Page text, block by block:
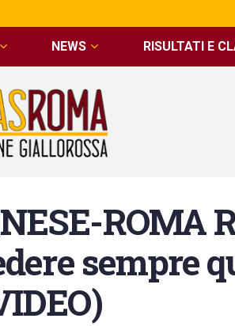
NEWS RISULTATI E
ROMA
sempre